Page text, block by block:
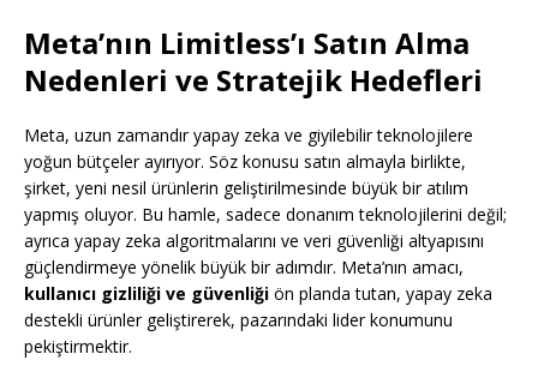
Meta’nın Limitless’ı Satın Alma
Nedenleri ve Stratejik Hedefleri
Meta, uzun zamandır yapay zeka ve giyilebilir teknolojilere
yoğun bütçeler ayırıyor. Söz konusu satın almayla birlikte,
şirket, yeni nesil ürünlerin geliştirilmesinde büyük bir atılım
yapmış oluyor. Bu hamle, sadece donanım teknolojilerini değil;
ayrıca yapay zeka algoritmalarını ve veri güvenliği altyapısını
güçlendirmeye yönelik büyük bir adımdır. Meta’nın amacı,
kullanıcı gizliliği ve güvenliği ön planda tutan, yapay zeka
destekli ürünler geliştirerek, pazarındaki lider konumunu
pekiştirmektir.